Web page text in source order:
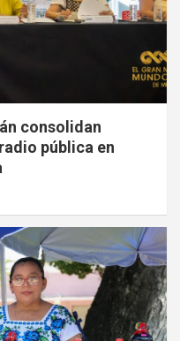
consolidan
pública en